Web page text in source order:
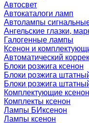
Автосвет
Автокаталоги ламп
Автолампы
Ангельские глазки,
Галогенные лампы
Ксенон и
Автоматический
Блоки розжига ксенон
Блоки розжига
Блоки розжига
Комплектующие ксенон
Комплекты ксенон
Лампы БИксенон
Лампы ксенон